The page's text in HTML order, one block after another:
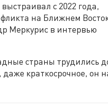
с 2022 года,
на Ближнем
Меркурис в интервью
страны трудились
краткосрочное, он